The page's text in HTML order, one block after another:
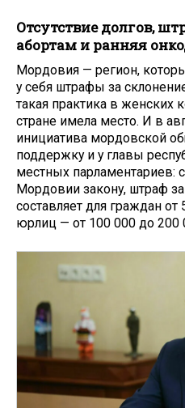
Отсутствие долгов,
абортам и ранняя
Мордовия — регион,
у себя штрафы за
такая практика в женских
стране имела место. И в
инициатива мордовской
поддержку и у главы
местных парламентариев:
Мордовии закону, штраф
составляет для граждан
юрлиц — от 100 000 до 200